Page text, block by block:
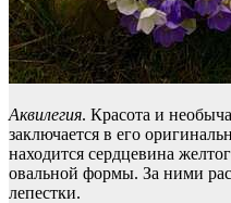
Аквилегия. Красота и
заключается в его
находится сердцевина
овальной формы. За ними
лепестки.